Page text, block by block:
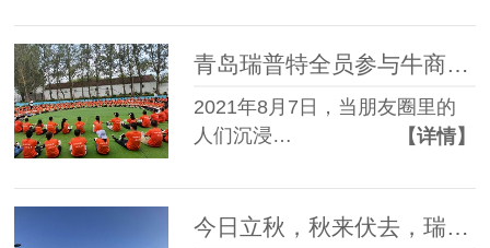
青岛瑞普特全员参与牛商汇拓展训练，目标已定，使命必达
2021年8月7日，当朋友圈里的
人们沉浸…
【详情】
今日立秋，秋来伏去，瑞普特板式换热器厂家祝君秋安